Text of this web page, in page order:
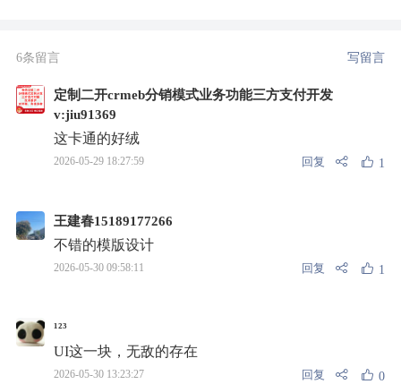
6条留言 写留言
定制二开crmeb分销模式业务功能三方支付开发
v:jiu91369
这卡通的好绒
2026-05-29 18:27:59 回复 1
王建春15189177266
不错的模版设计
2026-05-30 09:58:11 回复 1
¹²³
UI这一块，无敌的存在
2026-05-30 13:23:27 回复 0